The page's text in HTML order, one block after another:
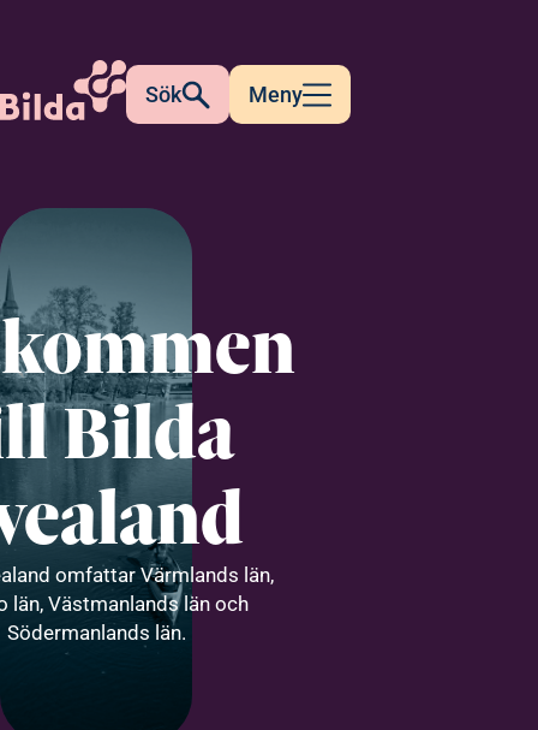
Sök Meny
Bilda
omfattar Värmlands län,
län, Västmanlands län och
Södermanlands län.